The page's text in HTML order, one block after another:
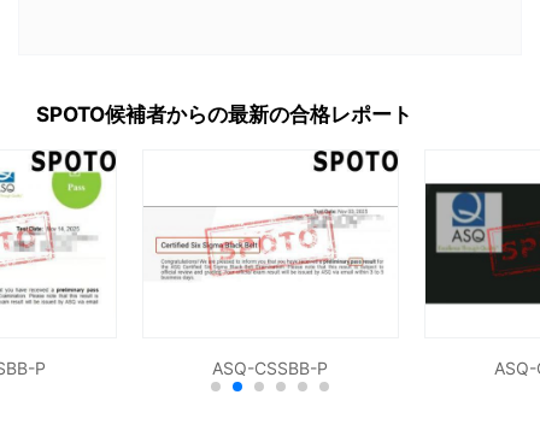
SPOTO候補者からの最新の合格レポート
P ASQ-CSSBB-P